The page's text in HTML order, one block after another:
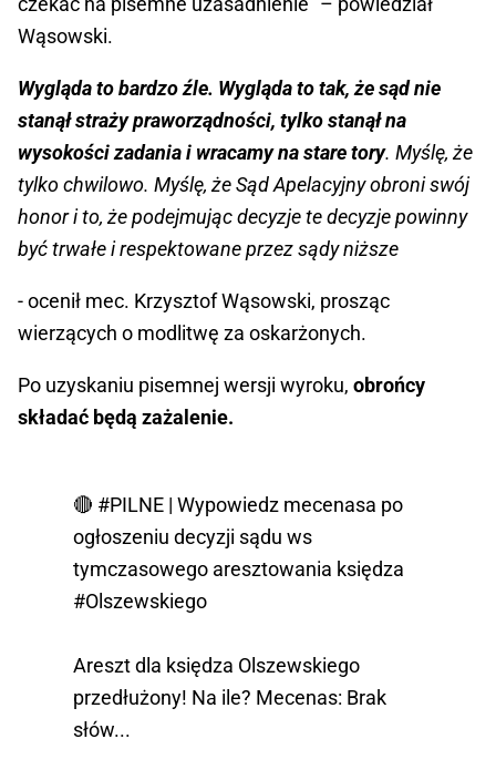
Wąsowski.
Wygląda to bardzo źle. Wygląda to tak, że sąd nie
stanął straży praworządności, tylko stanął na
wysokości zadania i wracamy na stare tory. Myślę, że
tylko chwilowo. Myślę, że Sąd Apelacyjny obroni swój
honor i to, że podejmując decyzje te decyzje powinny
być trwałe i respektowane przez sądy niższe
- ocenił mec. Krzysztof Wąsowski, prosząc
wierzących o modlitwę za oskarżonych.
Po uzyskaniu pisemnej wersji wyroku, obrońcy
składać będą zażalenie.
🔴 #PILNE | Wypowiedz mecenasa po
ogłoszeniu decyzji sądu ws
tymczasowego aresztowania księdza
#Olszewskiego
Areszt dla księdza Olszewskiego
przedłużony! Na ile? Mecenas: Brak
słów...